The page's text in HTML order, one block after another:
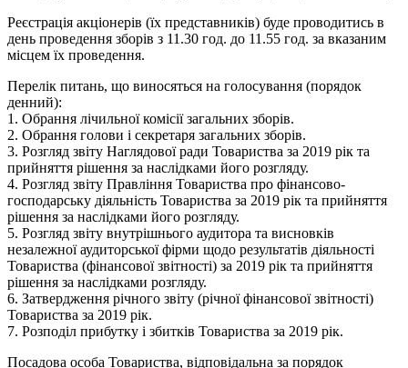
Реєстрація акціонерів (їх представників) буде проводитись в
день проведення зборів з 11.30 год. до 11.55 год. за вказаним
місцем їх проведення.
Перелік питань, що виносяться на голосування (порядок
денний):
1. Обрання лічильної комісії загальних зборів.
2. Обрання голови і секретаря загальних зборів.
3. Розгляд звіту Наглядової ради Товариства за 2019 рік та
прийняття рішення за наслідками його розгляду.
4. Розгляд звіту Правління Товариства про фінансово-
господарську діяльність Товариства за 2019 рік та прийняття
рішення за наслідками його розгляду.
5. Розгляд звіту внутрішнього аудитора та висновків
незалежної аудиторської фірми щодо результатів діяльності
Товариства (фінансової звітності) за 2019 рік та прийняття
рішення за наслідками розгляду.
6. Затвердження річного звіту (річної фінансової звітності)
Товариства за 2019 рік.
7. Розподіл прибутку і збитків Товариства за 2019 рік.
Посадова особа Товариства, відповідальна за порядок